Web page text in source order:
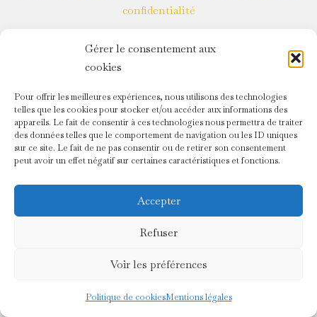
Gérer le consentement aux
cookies
Pour offrir les meilleures expériences, nous utilisons des technologies
telles que les cookies pour stocker et/ou accéder aux informations des
appareils. Le fait de consentir à ces technologies nous permettra de traiter
des données telles que le comportement de navigation ou les ID uniques
sur ce site. Le fait de ne pas consentir ou de retirer son consentement
peut avoir un effet négatif sur certaines caractéristiques et fonctions.
Accepter
Refuser
Voir les préférences
Politique de cookiesMentions légales
confidentialité